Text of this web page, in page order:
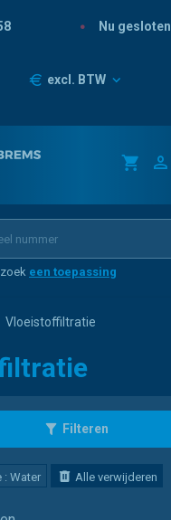
Nu gesloten
Prijzen
excl. BTW
een toepassing
Vloeistoffiltratie
Filteren
Categorie : Water Alle verwijderen